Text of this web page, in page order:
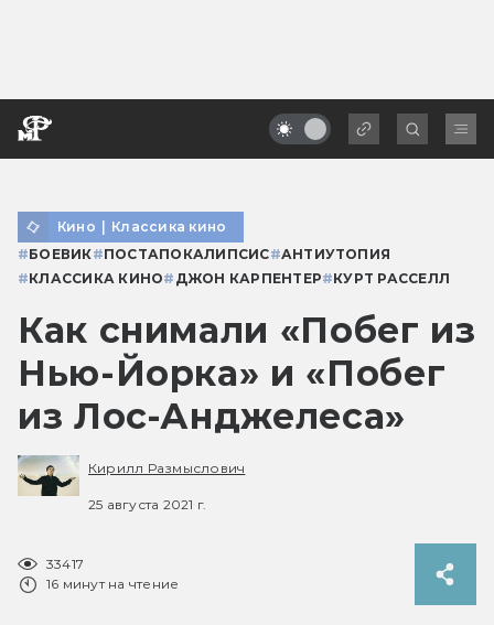
Кино | Классика кино
#БОЕВИК#ПОСТАПОКАЛИПСИС#АНТИУТОПИЯ
#КЛАССИКА КИНО# ДЖОН КАРПЕНТЕР#КУРТ РАССЕЛЛ
Как снимали «Побег из
Нью-Йорка» и «Побег
из Лос-Анджелеса»
Кирилл Размыслович
25 августа 2021 г.
33417
16 минут на чтение